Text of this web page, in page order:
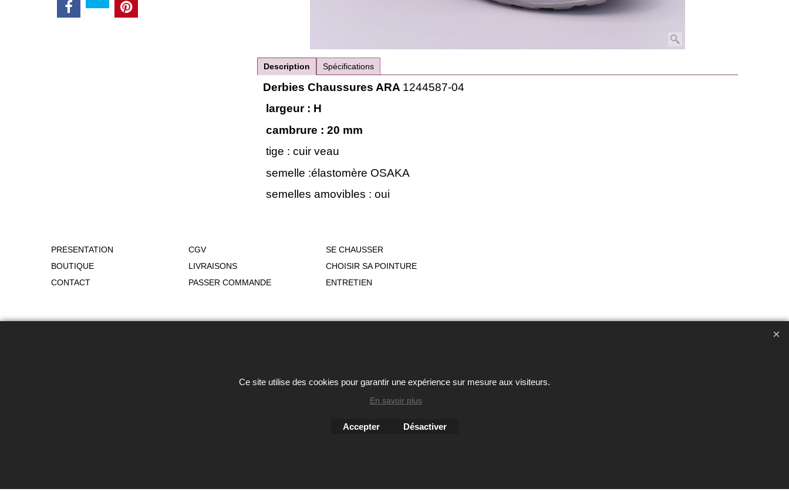
Description Spécifications
Derbies Chaussures ARA 1244587-04
largeur : H
cambrure : 20 mm
tige : cuir veau
semelle :élastomère OSAKA
semelles amovibles : oui
PRESENTATION
BOUTIQUE
CONTACT
CGV
LIVRAISONS
PASSER COMMANDE
SE CHAUSSER
CHOISIR SA POINTURE
ENTRETIEN
avec le logiciel
eCommerce ShopFactory
Ce site utilise des cookies pour garantir une expérience sur mesure aux visiteurs.
En savoir plus
Accepter Désactiver